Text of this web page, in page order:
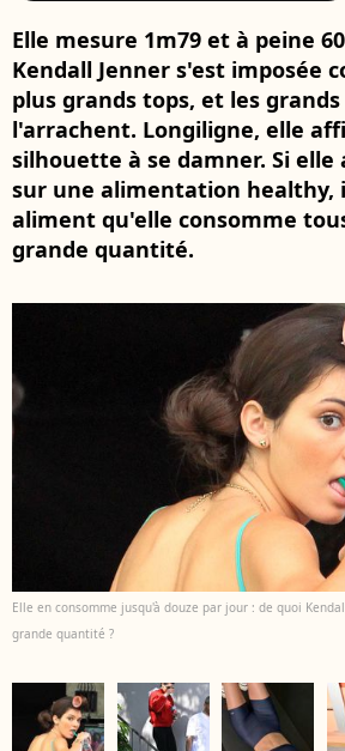
Elle mesure 1m79 et à peine
Kendall Jenner s'est imposée
plus grands tops, et les
l'arrachent. Longiligne, elle
silhouette à se damner. Si elle
sur une alimentation healthy,
aliment qu'elle consomme
grande quantité.
Elle en consomme jusqu'à douze par jour : de quoi
grande quantité ?